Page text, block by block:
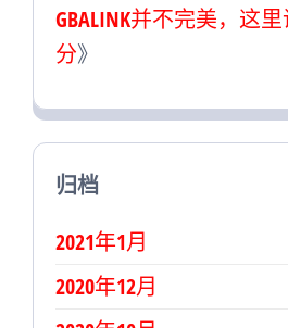
GBALINK并不完美，这
分》
归档
2021年1月
2020年12月